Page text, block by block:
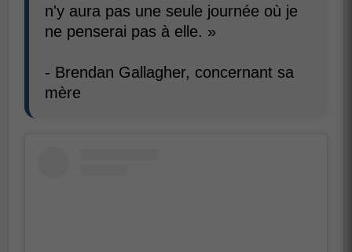
n'y aura pas une seule journée où je
ne penserai pas à elle. »
- Brendan Gallagher, concernant sa
mère